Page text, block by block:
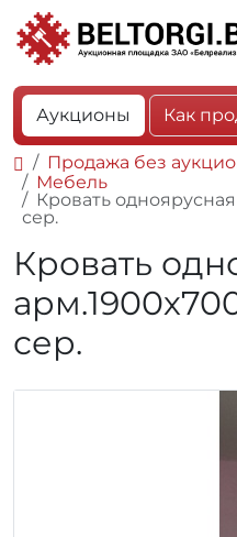
Аукционы Как
Продажа без
Мебель
Кровать
сер.
Кровать
сер.